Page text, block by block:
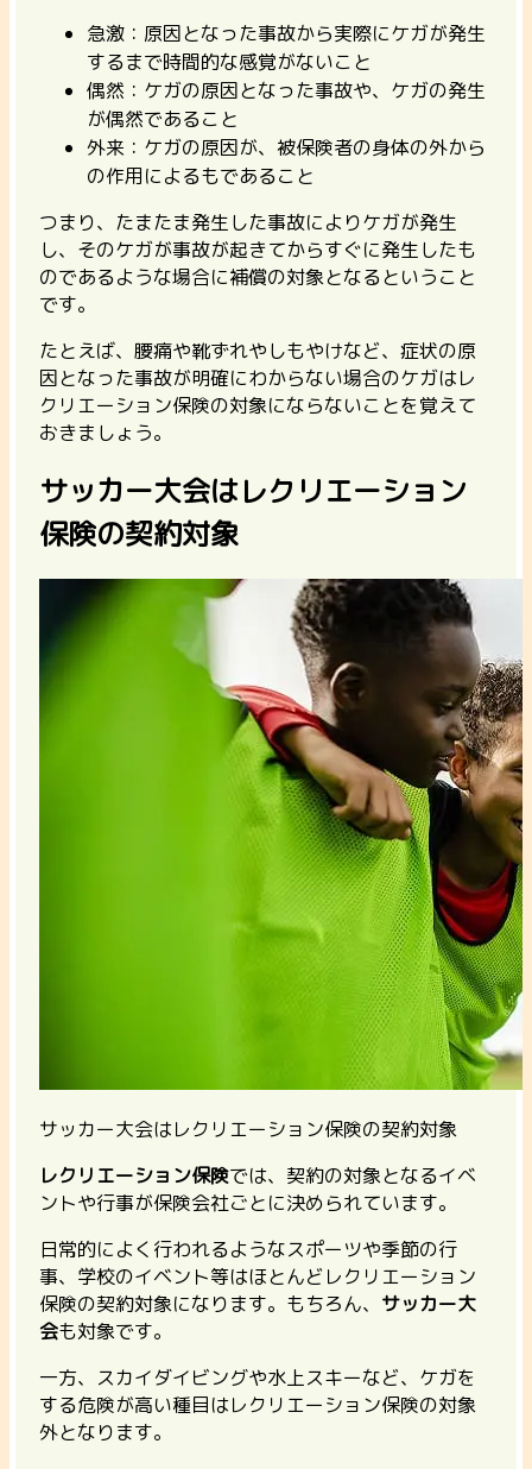
急激：原因となった事故から実際にケガが発生
するまで時間的な感覚がないこと
偶然：ケガの原因となった事故や、ケガの発生
が偶然であること
外来：ケガの原因が、被保険者の身体の外から
の作用によるもであること
つまり、 たまたま発生した事故によりケガが発生
し、そのケガが事故が起きてからすぐに発生したも
のであるような場合に補償の対象となるということ
です。
たとえば、腰痛や靴ずれやしもやけなど、症状の原
因となった事故が明確にわからない場合のケガはレ
クリエーション保険の対象にならないことを覚えて
おきましょう。
サッカー大会はレクリエーション
保険の契約対象
サッカー大会はレクリエーション保険の契約対象
レクリエーション保険では、契約の対象となるイベ
ントや行事が保険会社ごとに決められています。
日常的によく行われるようなスポーツや季節の行
事、学校のイベント等はほとんどレクリエーション
保険の契約対象になります。もちろん、 サッカー大
会も対象です。
一方、スカイダイビングや水上スキーなど、 ケガを
する危険が高い種目はレクリエーション保険の対象
外となります。